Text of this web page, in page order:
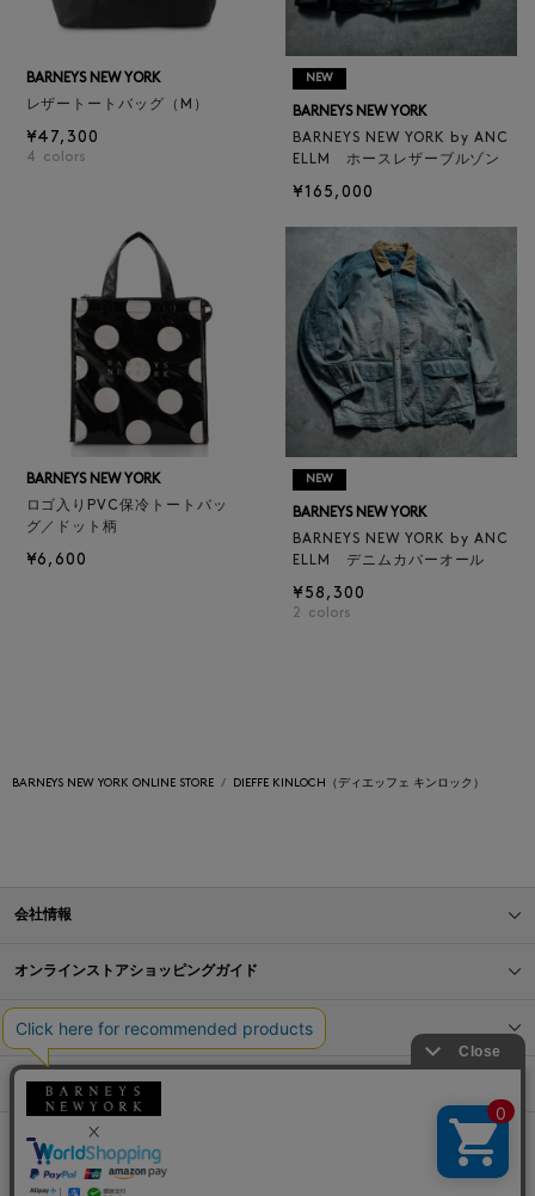
BARNEYS NEW YORK
レザートートバッグ（M）
¥47,300
4 colors
NEW
BARNEYS NEW YORK
BARNEYS NEW YORK by ANC
ELLM ホースレザーブルゾン
¥165,000
BARNEYS NEW YORK
ロゴ入りPVC保冷トートバッ
グ／ドット柄
¥6,600
NEW
BARNEYS NEW YORK
BARNEYS NEW YORK by ANC
ELLM デニムカバーオール
¥58,300
2 colors
BARNEYS NEW YORK ONLINE STORE DIEFFE KINLOCH（ディエッフェ キンロック）
会社情報
オンラインストアショッピングガイド
店舗情報
サービス